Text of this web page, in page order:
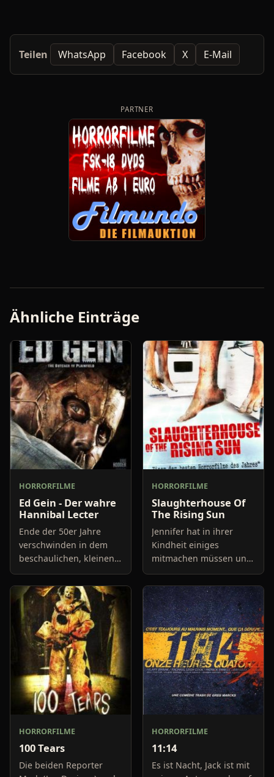
Teilen WhatsApp Facebook X E-Mail
PARTNER
Ähnliche Einträge
HORRORFILME
Ed Gein - Der wahre
Hannibal Lecter
Ende der 50er Jahre
verschwinden in dem
beschaulichen, kleinen
Örtchen Plainfield in
Wisconsin immer wieder
Menschen auf
mysteriöse Weise,
zudem deuten verme
HORRORFILME
Slaughterhouse Of
The Rising Sun
Jennifer hat in ihrer
Kindheit einiges
mitmachen müssen und
wird seitdem von
Alpträumen und
Visionen heimgesucht.
Nach einer intensiven
Behandlung ihrer Leid
HORRORFILME
100 Tears
Die beiden Reporter
HORRORFILME
11:14
Es ist Nacht, Jack ist mit